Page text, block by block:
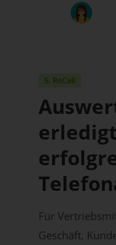
5. ReCall
Für
Geschäft,